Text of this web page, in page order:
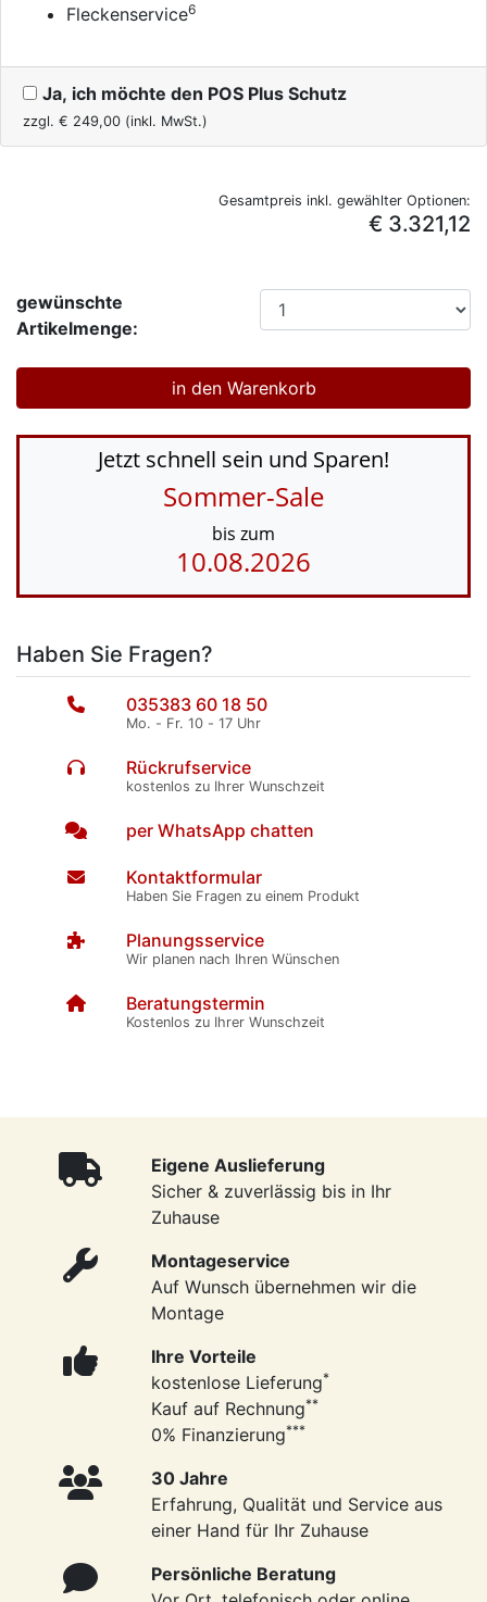
Fleckenservice6
Ja, ich möchte den POS Plus Schutz
zzgl. € 249,00 (inkl. MwSt.)
Gesamtpreis inkl. gewählter Optionen:
€ 3.321,12
gewünschte
Artikelmenge:
Jetzt schnell sein und Sparen!
Sommer-Sale
bis zum
10.08.2026
Haben Sie Fragen?
035383 60 18 50
Mo. - Fr. 10 - 17 Uhr
Rückrufservice
kostenlos zu Ihrer Wunschzeit
per WhatsApp chatten
Kontaktformular
Haben Sie Fragen zu einem Produkt
Planungsservice
Wir planen nach Ihren Wünschen
Beratungstermin
Kostenlos zu Ihrer Wunschzeit
Eigene Auslieferung
Sicher & zuverlässig bis in Ihr
Zuhause
Montageservice
Auf Wunsch übernehmen wir die
Montage
Ihre Vorteile
kostenlose Lieferung*
Kauf auf Rechnung**
0% Finanzierung***
30 Jahre
Erfahrung, Qualität und Service aus
einer Hand für Ihr Zuhause
Persönliche Beratung